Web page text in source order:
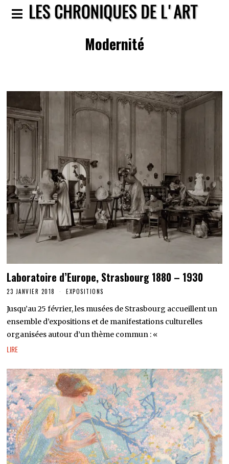
Modernité
Laboratoire d’Europe, Strasbourg 1880 – 1930
23 JANVIER 2018 EXPOSITIONS
Jusqu’au 25 février, les musées de Strasbourg accueillent un
ensemble d’expositions et de manifestations culturelles
organisées autour d’un thème commun : «
LIRE